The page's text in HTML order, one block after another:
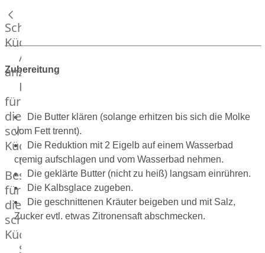
Kaninchen
Wild
Rotwild
Elch
Dry-
Aged
Burger
Würstchen
Traditionell
klassisch
Außergewöhnlich
&
exotisch
OTTO
Schnelle
Küche
Alle
anzeigen
Hausmannskost
für
die
schnelle
Küche
das
Besondere
für
die
schnelle
Küche
Streetfood
Zubereitung
Die Butter klären (solange erhitzen bis sich die Molke
vom Fett trennt).
Die Reduktion mit 2 Eigelb auf einem Wasserbad
cremig aufschlagen und vom Wasserbad nehmen.
Die geklärte Butter (nicht zu heiß) langsam einrühren.
Die Kalbsglace zugeben.
Die geschnittenen Kräuter beigeben und mit Salz,
Zucker evtl. etwas Zitronensaft abschmecken.